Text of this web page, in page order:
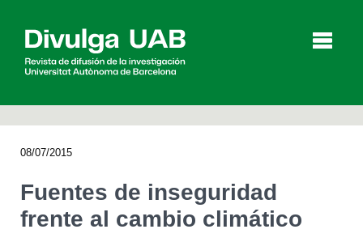
08/07/2015
Fuentes de inseguridad
frente al cambio climático